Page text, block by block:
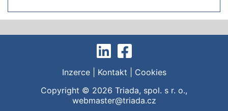
Inzerce| Kontakt
Cookies
Copyright © 2026 Triada, spol. s r. o.,
webmaster@triada.cz